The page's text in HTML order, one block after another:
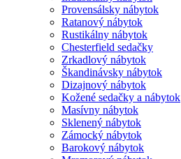
Provensálsky nábytok
Ratanový nábytok
Rustikálny nábytok
Chesterfield sedačky
Zrkadlový nábytok
Škandinávsky nábytok
Dizajnový nábytok
Kožené sedačky a nábytok
Masívny nábytok
Sklenený nábytok
Zámocký nábytok
Barokový nábytok